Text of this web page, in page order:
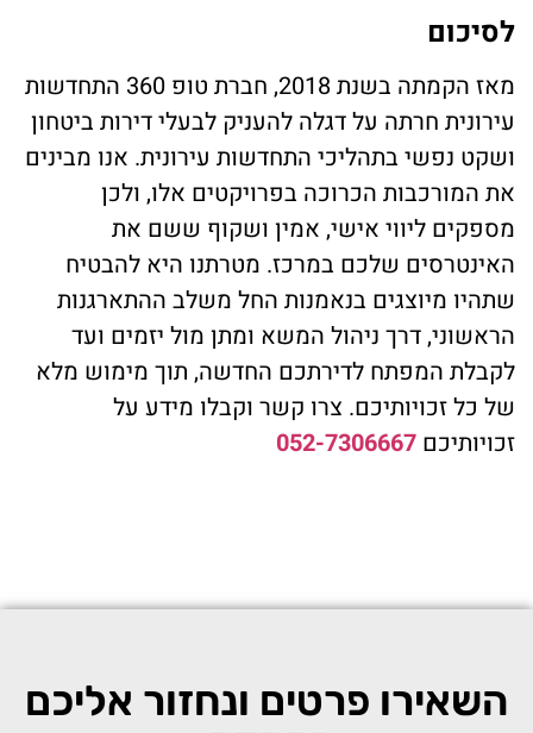
לסיכום
מאז הקמתה בשנת 2018, חברת טופ 360 התחדשות
עירונית חרתה על דגלה להעניק לבעלי דירות ביטחון
ושקט נפשי בתהליכי התחדשות עירונית. אנו מבינים
את המורכבות הכרוכה בפרויקטים אלו, ולכן
מספקים ליווי אישי, אמין ושקוף ששם את
האינטרסים שלכם במרכז. מטרתנו היא להבטיח
שתהיו מיוצגים בנאמנות החל משלב ההתארגנות
הראשוני, דרך ניהול המשא ומתן מול יזמים ועד
לקבלת המפתח לדירתכם החדשה, תוך מימוש מלא
של כל זכויותיכם. צרו קשר וקבלו מידע על
זכויותיכם 052-7306667
השאירו פרטים ונחזור אליכם